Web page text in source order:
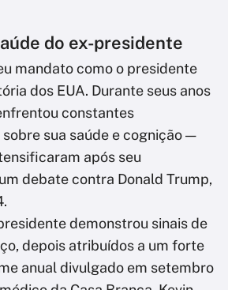
do ex-presidente
mandato como o presidente
dos EUA. Durante seus anos
constantes
sua saúde e cognição —
após seu
debate contra Donald Trump,
demonstrou sinais de
depois atribuídos a um forte
anual divulgado em setembro